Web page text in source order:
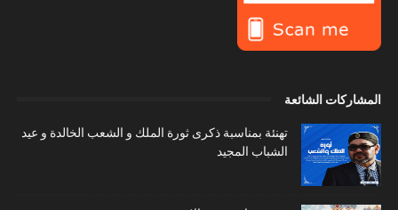
المشاركات الشائعة
تهنئة بمناسبة ذكرى ثورة الملك و الشعب الخالدة و عيد
الشباب المجيد